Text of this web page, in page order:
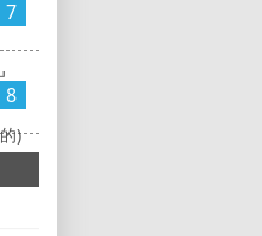
7
8
)